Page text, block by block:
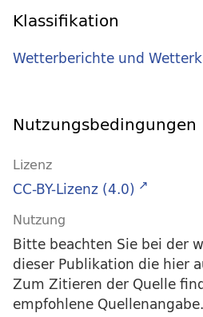
Klassifikation
Wetterberichte und
Nutzungsbedingungen
Lizenz
CC-BY-Lizenz (4.0)
Nutzung
Bitte beachten Sie bei der
dieser Publikation die hier
Zum Zitieren der Quelle
empfohlene Quellenangabe.